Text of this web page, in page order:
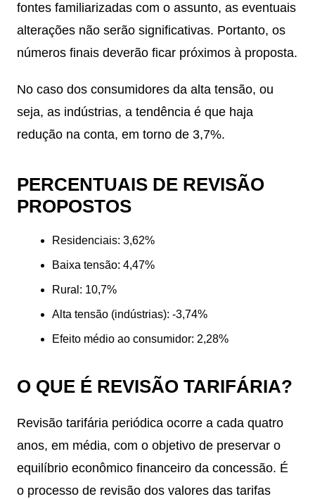
fontes familiarizadas com o assunto, as eventuais
alterações não serão significativas. Portanto, os
números finais deverão ficar próximos à proposta.
No caso dos consumidores da alta tensão, ou
seja, as indústrias, a tendência é que haja
redução na conta, em torno de 3,7%.
PERCENTUAIS DE REVISÃO
PROPOSTOS
Residenciais: 3,62%
Baixa tensão: 4,47%
Rural: 10,7%
Alta tensão (indústrias): -3,74%
Efeito médio ao consumidor: 2,28%
O QUE É REVISÃO TARIFÁRIA?
Revisão tarifária periódica ocorre a cada quatro
anos, em média, com o objetivo de preservar o
equilíbrio econômico financeiro da concessão. É
o processo de revisão dos valores das tarifas